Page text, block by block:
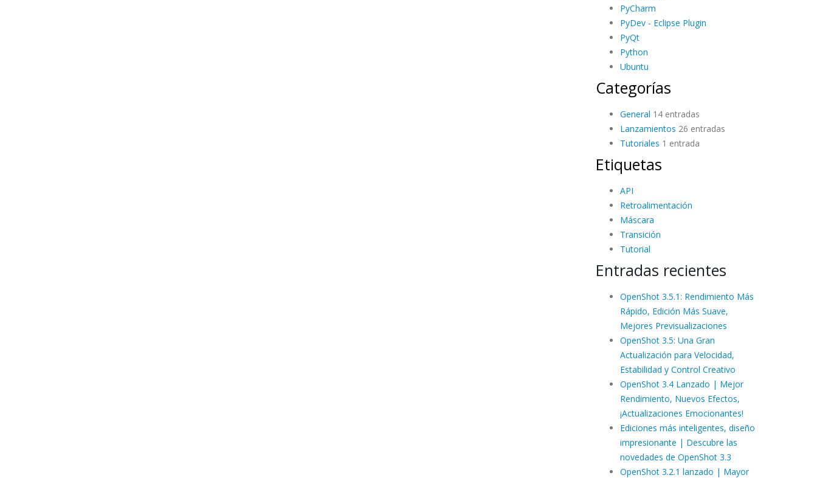
PyCharm
PyDev - Eclipse Plugin
PyQt
Python
Ubuntu
Categorías
General 14 entradas
Lanzamientos 26 entradas
Tutoriales 1 entrada
Etiquetas
API
Retroalimentación
Máscara
Transición
Tutorial
Entradas recientes
OpenShot 3.5.1: Rendimiento Más
Rápido, Edición Más Suave,
Mejores Previsualizaciones
OpenShot 3.5: Una Gran
Actualización para Velocidad,
Estabilidad y Control Creativo
OpenShot 3.4 Lanzado | Mejor
Rendimiento, Nuevos Efectos,
¡Actualizaciones Emocionantes!
Ediciones más inteligentes, diseño
impresionante | Descubre las
novedades de OpenShot 3.3
OpenShot 3.2.1 lanzado | Mayor